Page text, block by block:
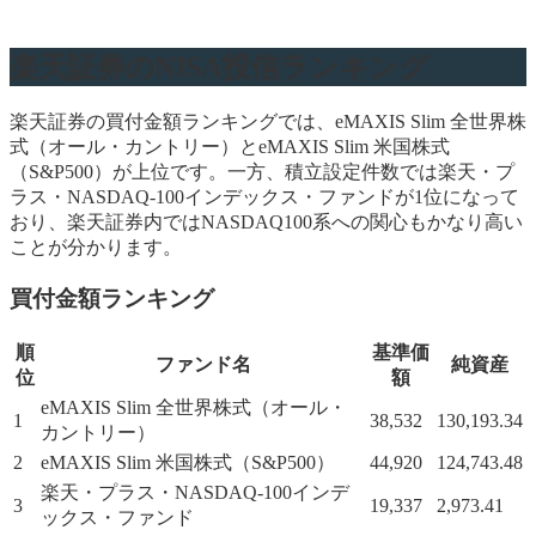
楽天証券の買付金額ランキングでは、eMAXIS Slim 全世界株
式（オール・カントリー）とeMAXIS Slim 米国株式
（S&P500）が上位です。一方、積立設定件数では楽天・プ
ラス・NASDAQ-100インデックス・ファンドが1位になって
おり、楽天証券内ではNASDAQ100系への関心もかなり高い
ことが分かります。
買付金額ランキング
順
位
ファンド名
基準価
額
純資産
1
eMAXIS Slim 全世界株式（オール・
カントリー）
38,532 130,193.34
2 eMAXIS Slim 米国株式（S&P500） 44,920 124,743.48
3
楽天・プラス・NASDAQ-100インデ
ックス・ファンド
19,337 2,973.41